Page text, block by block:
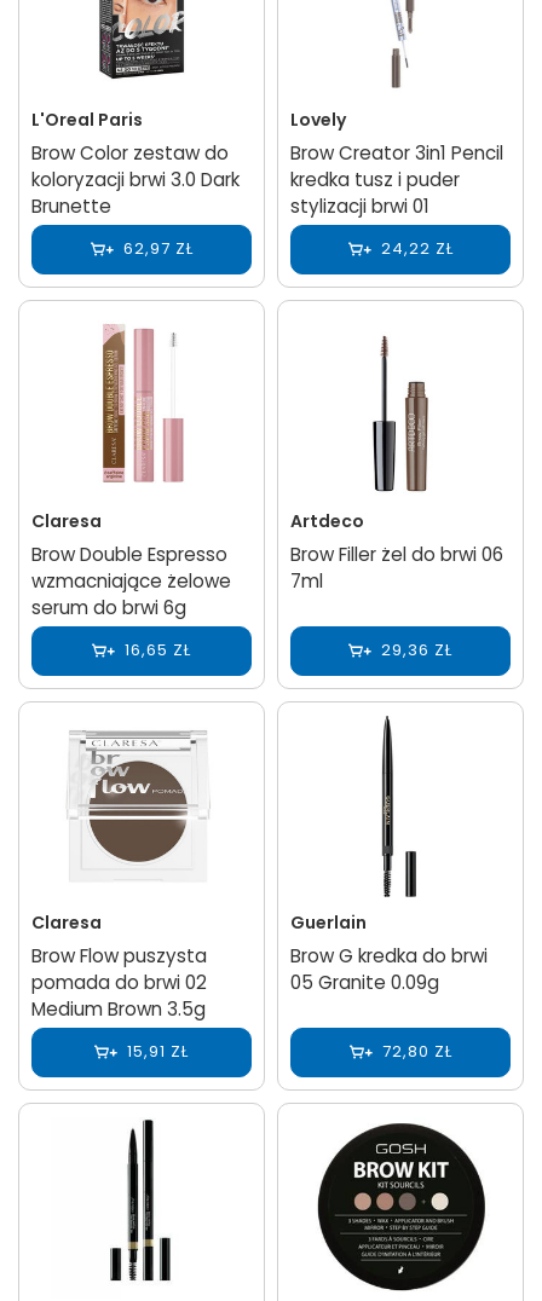
L'Oreal Paris
Brow Color zestaw do
koloryzacji brwi 3.0 Dark
Brunette
62,97 ZŁ
Lovely
Brow Creator 3in1 Pencil
kredka tusz i puder
stylizacji brwi 01
24,22 ZŁ
Claresa
Brow Double Espresso
wzmacniające żelowe
serum do brwi 6g
16,65 ZŁ
Artdeco
Brow Filler żel do brwi 06
7ml
29,36 ZŁ
Claresa
Brow Flow puszysta
pomada do brwi 02
Medium Brown 3.5g
15,91 ZŁ
Guerlain
Brow G kredka do brwi
05 Granite 0.09g
72,80 ZŁ